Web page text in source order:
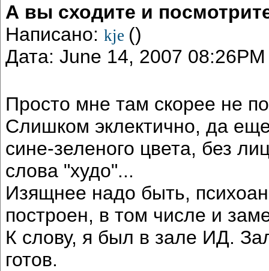
А вы сходите и
Написано: kje ()
Дата: June 14, 2007 08:26PM
Просто мне там скорее не
Слишком эклектично, да
сине-зеленого цвета, без
слова "худо"...
Изящнее надо быть,
построен, в том числе и
К слову, я был в зале ИД.
готов.